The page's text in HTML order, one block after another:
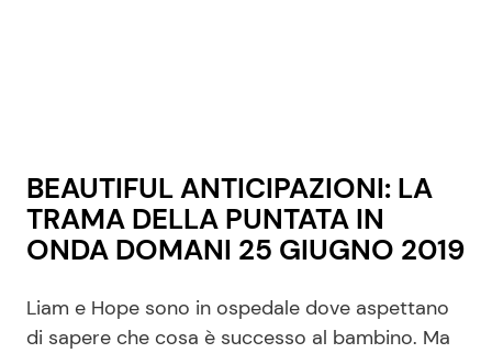
BEAUTIFUL ANTICIPAZIONI: LA
TRAMA DELLA PUNTATA IN
ONDA DOMANI 25 GIUGNO 2019
Liam e Hope sono in ospedale dove aspettano
di sapere che cosa è successo al bambino. Ma